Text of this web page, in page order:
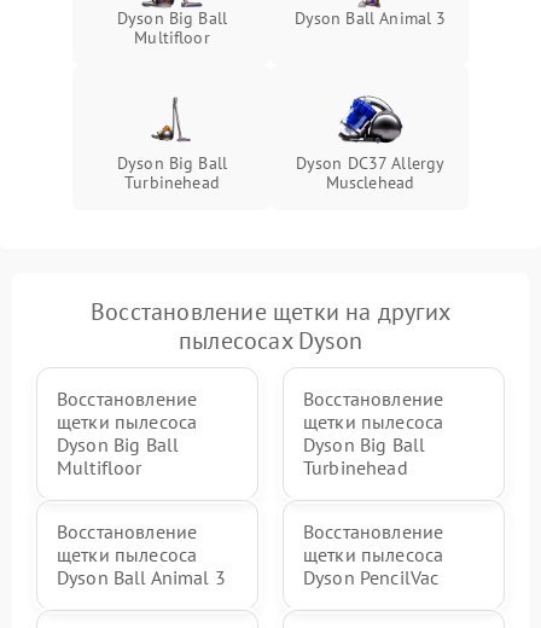
Dyson Big Ball
Multifloor
Dyson Ball Animal 3
Dyson Big Ball
Turbinehead
Dyson DC37 Allergy
Musclehead
Восстановление щетки на других
пылесосах Dyson
Восстановление
щетки пылесоса
Dyson Big Ball
Multifloor
Восстановление
щетки пылесоса
Dyson Big Ball
Turbinehead
Восстановление
щетки пылесоса
Dyson Ball Animal 3
Восстановление
щетки пылесоса
Dyson PencilVac